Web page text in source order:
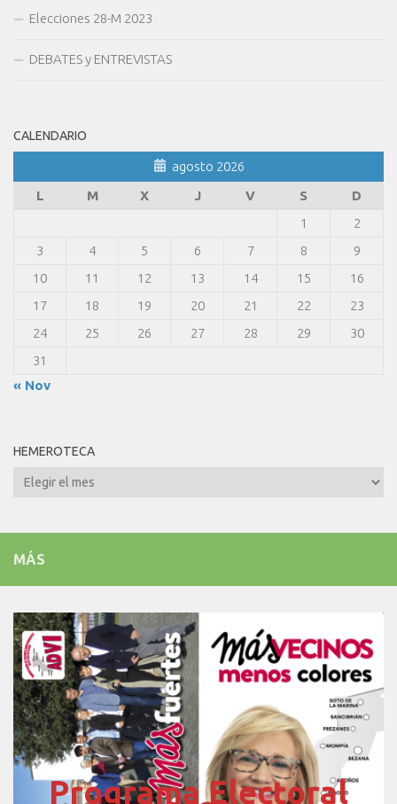
Elecciones 28-M 2023
DEBATES y ENTREVISTAS
CALENDARIO
agosto 2026
L
M X J V S
D
1
2
3
4 5 6 7 8
9
10
11 12 13 14 15
16
17
18 19 20 21 22
23
24
25 26 27 28 29
30
31
« Nov
HEMEROTECA
Hemeroteca
MÁS
Programa Electoral